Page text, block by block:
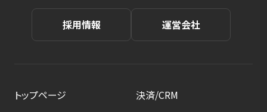
採用情報 運営会社
トップページ
決済/CRM